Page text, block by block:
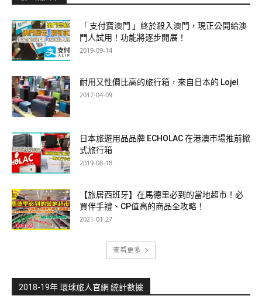
「 支付寶澳門 」終於殺入澳門，現正公開給澳
門人試用！功能將逐步開展！
2019-09-14
耐用又性價比高的旅行箱，來自日本的 Lojel
2017-04-09
日本旅遊用品品牌 ECHOLAC 在港澳市場推前掀
式旅行箱
2019-08-18
【旅居西班牙】在馬德里必到的當地超市！必
買伴手禮、CP值高的商品全攻略！
2021-01-27
查看更多
2018-19年 環球旅人官網 統計數據